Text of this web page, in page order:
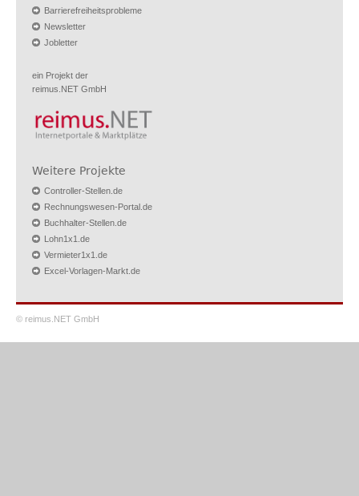
Barrierefreiheitsprobleme
Newsletter
Jobletter
ein Projekt der
reimus.NET GmbH
Weitere Projekte
Controller-Stellen.de
Rechnungswesen-Portal.de
Buchhalter-Stellen.de
Lohn1x1.de
Vermieter1x1.de
Excel-Vorlagen-Markt.de
© reimus.NET GmbH